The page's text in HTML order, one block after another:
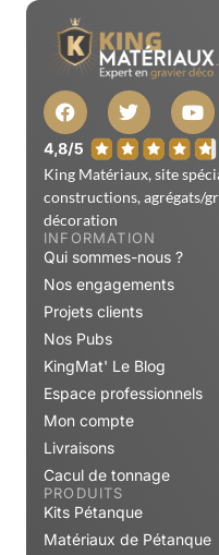
King Matériaux, site
constructions, agrégats/
décoration
INFORMATION
Qui sommes-nous ?
Nos engagements
Projets clients
Nos Pubs
KingMat' Le Blog
Espace professionnels
Mon compte
Livraisons
Cacul de tonnage
PRODUITS
Kits Pétanque
Matériaux de Pétanque